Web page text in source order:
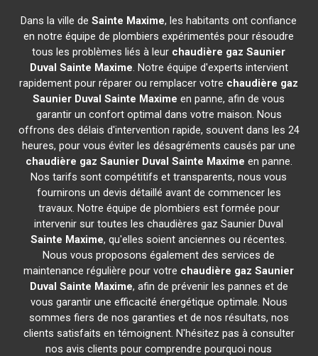
Dans la ville deSainte Maxime, les habitants ont confiance
en notre équipe de plombiers expérimentés pour résoudre
tous les problèmes liés à leur chaudière gaz Saunier
Duval Sainte Maxime. Notre équipe d'experts intervient
rapidement pour réparer ou remplacer votre chaudière gaz
Saunier Duval Sainte Maxime en panne, afin de vous
garantir un confort optimal dans votre maison. Nous
offrons des délais d'intervention rapide, souvent dans les 24
heures, pour vous éviter les désagréments causés par une
chaudière gaz Saunier Duval Sainte Maxime en panne.
Nos tarifs sont compétitifs et transparents, nous vous
fournirons un devis détaillé avant de commencer les
travaux. Notre équipe de plombiers est formée pour
intervenir sur toutes les chaudières gaz Saunier Duval
Sainte Maxime, qu'elles soient anciennes ou récentes.
Nous vous proposons également des services de
maintenance régulière pour votre chaudière gaz Saunier
Duval Sainte Maxime, afin de prévenir les pannes et de
vous garantir une efficacité énergétique optimale. Nous
sommes fiers de nos garanties et de nos résultats, nos
clients satisfaits en témoignent. N'hésitez pas à consulter
nos avis clients pour comprendre pourquoi nous